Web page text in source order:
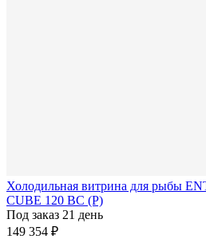
Холодильная витрина для рыбы
CUBE 120 ВС (Р)
Под заказ 21 день
149 354 ₽